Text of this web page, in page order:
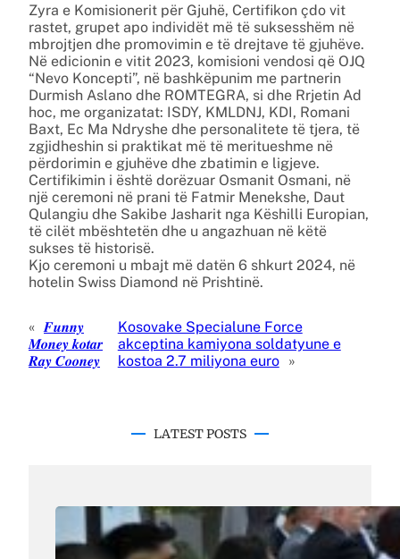
Zyra e Komisionerit për Gjuhë, Certifikon çdo vit
rastet, grupet apo individët më të suksesshëm në
mbrojtjen dhe promovimin e të drejtave të gjuhëve.
Në edicionin e vitit 2023, komisioni vendosi që OJQ
“Nevo Koncepti”, në bashkëpunim me partnerin
Durmish Aslano dhe ROMTEGRA, si dhe Rrjetin Ad
hoc, me organizatat: ISDY, KMLDNJ, KDI, Romani
Baxt, Ec Ma Ndryshe dhe personalitete të tjera, të
zgjidheshin si praktikat më të meritueshme në
përdorimin e gjuhëve dhe zbatimin e ligjeve.
Certifikimin i është dorëzuar Osmanit Osmani, në
një ceremoni në prani të Fatmir Menekshe, Daut
Qulangiu dhe Sakibe Jasharit nga Këshilli Europian,
të cilët mbështetën dhe u angazhuan në këtë
sukses të historisë.
Kjo ceremoni u mbajt më datën 6 shkurt 2024, në
hotelin Swiss Diamond në Prishtinë.
« 𝑭𝒖𝒏𝒏𝒚
𝑴𝒐𝒏𝒆𝒚 𝒌𝒐𝒕𝒂𝒓
𝑹𝒂𝒚 𝑪𝒐𝒐𝒏𝒆𝒚
Kosovake Specialune Force
akceptina kamiyona soldatyune e
kostoa 2.7 miliyona euro »
LATEST POSTS